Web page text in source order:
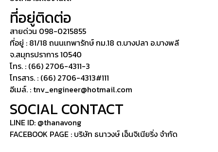
ที่อยู่ติดต่อ
สายด่วน 098-0215855
ที่อยู่ : 81/18 ถนนเทพารักษ์ กม.18 ต.บางปลา อ.บางพลี
จ.สมุทรปราการ 10540
โทร. : (66) 2706-4311-3
โทรสาร. : (66) 2706-4313#111
อีเมล์. : tnv_engineer@hotmail.com
SOCIAL CONTACT
LINE ID: @thanavong
FACEBOOK PAGE : บริษัท ธนาวงษ์ เอ็นจิเนียริ่ง จำกัด